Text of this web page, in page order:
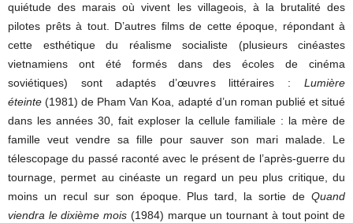
quiétude des marais où vivent les villageois, à la brutalité des
pilotes prêts à tout. D’autres films de cette époque, répondant à
cette esthétique du réalisme socialiste (plusieurs cinéastes
vietnamiens ont été formés dans des écoles de cinéma
soviétiques) sont adaptés d’œuvres littéraires : Lumière
éteinte(1981) de Pham Van Koa, adapté d’un roman publié et situé
dans les années 30, fait exploser la cellule familiale : la mère de
famille veut vendre sa fille pour sauver son mari malade. Le
télescopage du passé raconté avec le présent de l’après-guerre du
tournage, permet au cinéaste un regard un peu plus critique, du
moins un recul sur son époque. Plus tard, la sortie de Quand
viendra le dixième mois (1984) marque un tournant à tout point de